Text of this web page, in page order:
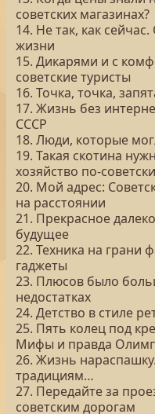
советских магазинах?
14. Не так, как
жизни
15. Дикарями и с
советские туристы
16. Точка, точка,
17. Жизнь без
СССР
18. Люди, которые
19. Такая скотина
хозяйство по-советски
20. Мой адрес:
на расстоянии
21. Прекрасное
будущее
22. Техника на грани
гаджеты
23. Плюсов было
недостатках
24. Детство в стиле
25. Пять колец под
Мифы и правда
26. Жизнь
традициям…
27. Передайте за
советским дорогам